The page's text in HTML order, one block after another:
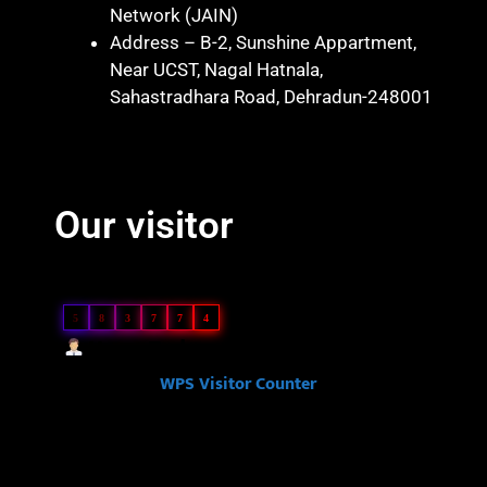
Network (JAIN)
Address – B-2, Sunshine Appartment,
Near UCST, Nagal Hatnala,
Sahastradhara Road, Dehradun-248001
Our visitor
5 8 3 7 7 4
Users Today : 47
WPS Visitor Counter